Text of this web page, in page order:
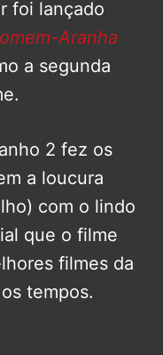
foi lançado
Aranha
a segunda
2 fez os
a loucura
com o lindo
que o filme
filmes da
tempos.